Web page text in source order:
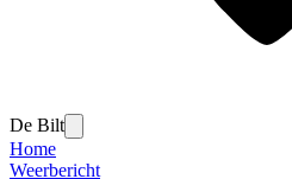
De Bilt
Home
Weerbericht